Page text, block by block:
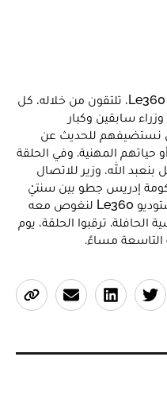
«شهادات»، برنامجكم الجديد على Le360، تلتقون من خلاله، كل
سابقين وكبار
نستضيفهم للحديث عن
حياتهم المهنية. وفي الحلقة
الله، وزير للاتصال
إدريس جطو بين سنتيْ
2002 و2007، (يحلّ) ضيفا على استوديو Le360 لنغوص معه
ترقبوا الحلقة، يوم